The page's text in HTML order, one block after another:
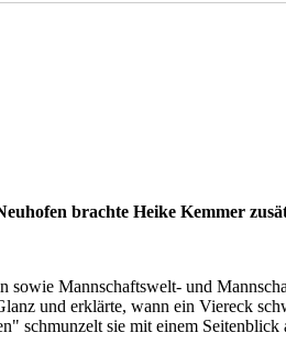
brachte Heike Kemmer
Mannschaftswelt- und
und erklärte, wann ein Viereck
schmunzelt sie mit einem Seitenblick